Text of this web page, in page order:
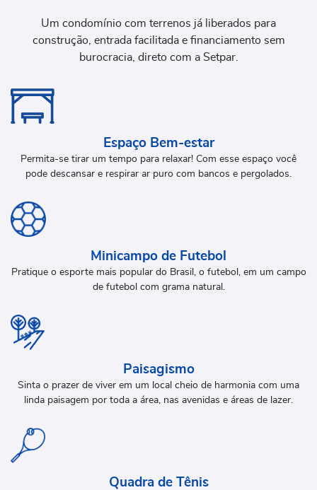
Um condomínio com terrenos já liberados para
construção, entrada facilitada e financiamento sem
burocracia, direto com a Setpar.
Espaço Bem-estar
Permita-se tirar um tempo para relaxar! Com esse espaço você
pode descansar e respirar ar puro com bancos e pergolados.
Minicampo de Futebol
Pratique o esporte mais popular do Brasil, o futebol, em um campo
de futebol com grama natural.
Paisagismo
Sinta o prazer de viver em um local cheio de harmonia com uma
linda paisagem por toda a área, nas avenidas e áreas de lazer.
Quadra de Tênis